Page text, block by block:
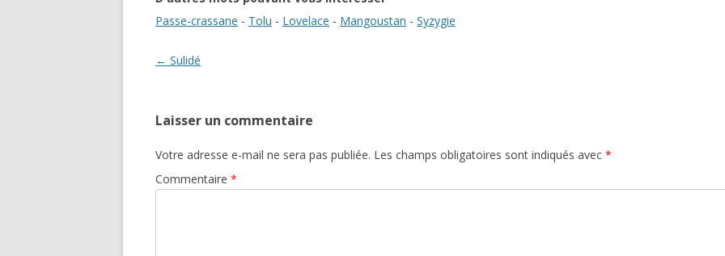
Passe-crassane - Tolu - Lovelace - Mangoustan - Syzygie
Navigation des articles
← Sulidé
Laisser un commentaire
Votre adresse e-mail ne sera pas publiée. Les champs obligatoires sont indiqués avec *
Commentaire *